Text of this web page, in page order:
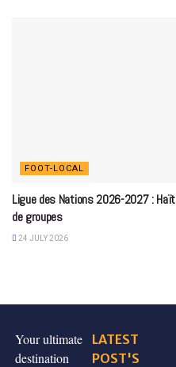
FOOT-LOCAL
Ligue des Nations 2026-2027 :
de groupes
24 JULY 2026
Your ultimate
destination
LATEST
POST'S